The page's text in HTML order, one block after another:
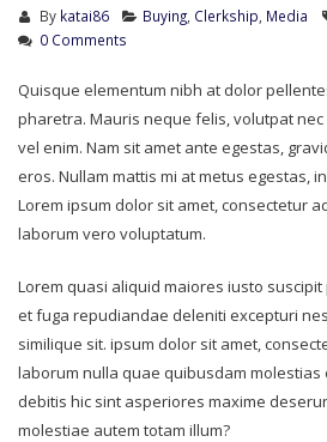
By katai86 Buying Clerkship Media
0 Comments
Quisque elementum nibh at dolor
pharetra. Mauris neque felis, volutpat
vel enim. Nam sit amet ante egestas,
eros. Nullam mattis mi at metus egestas,
Lorem ipsum dolor sit amet, consectetur
laborum vero voluptatum.
Lorem quasi aliquid maiores iusto
et fuga repudiandae deleniti excepturi
similique sit. ipsum dolor sit amet,
laborum nulla quae quibusdam molestias
debitis hic sint asperiores maxime
molestiae autem totam illum?